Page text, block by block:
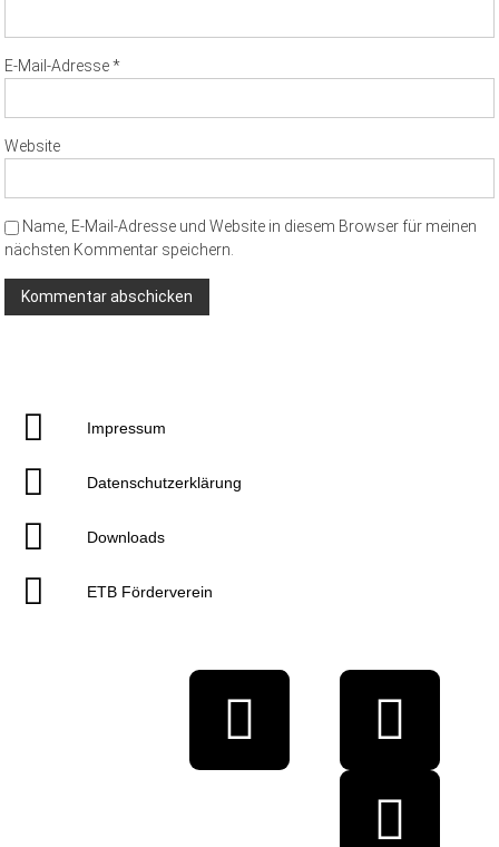
E-Mail-Adresse*
Website
Name, E-Mail-Adresse und Website in diesem Browser für meinen
nächsten Kommentar speichern.
Impressum
Datenschutzerklärung
Downloads
ETB Förderverein